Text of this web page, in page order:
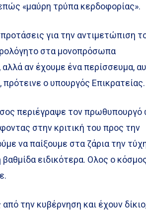
«μαύρη τρύπα κερδοφορίας».
για την αντιμετώπιση
στα μονοπρόσωπα
αλλά αν έχουμε ένα περίσσευμα,
πρότεινε ο υπουργός Επικρατείας.
περιέγραψε τον πρωθυπουργό
στην κριτική του προς την
να παίξουμε στα ζάρια την
ειδικότερα. Ολος ο
την κυβέρνηση και έχουν